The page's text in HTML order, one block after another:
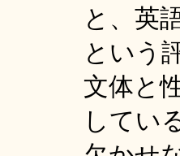
と、英
という
文体と
してい